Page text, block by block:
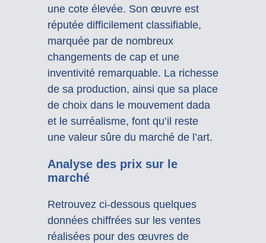
une cote élevée. Son œuvre est
réputée difficilement classifiable,
marquée par de nombreux
changements de cap et une
inventivité remarquable. La richesse
de sa production, ainsi que sa place
de choix dans le mouvement dada
et le surréalisme, font qu’il reste
une valeur sûre du marché de l’art.
Analyse des prix sur le
marché
Retrouvez ci-dessous quelques
données chiffrées sur les ventes
réalisées pour des œuvres de